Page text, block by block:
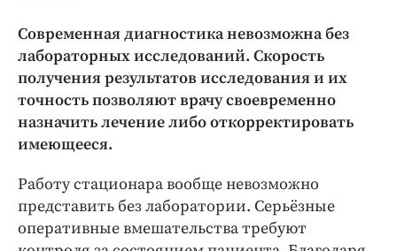
Блоги
Издания
Интересное чтиво
Бренд года
Работодатель года
Современная диагностика невозможна без
лабораторных исследований. Скорость
получения результатов исследования и их
точность позволяют врачу своевременно
назначить лечение либо откорректировать
имеющееся.
Работу стационара вообще невозможно
представить без лаборатории. Серьёзные
оперативные вмешательства требуют